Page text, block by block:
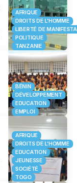
AFRIQUE
DROITS DE L'HOMME
LIBERTÉ DE
POLITIQUE
TANZANIE
BÉNIN
DÉVELOPPEMENT
EDUCATION
EMPLOI
AFRIQUE
DROITS DE L'HOMME
EDUCATION
JEUNESSE
SOCIÉTÉ
TOGO